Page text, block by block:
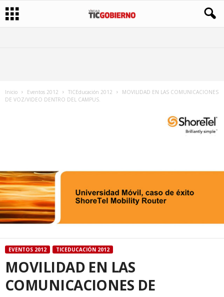
Inicio Eventos 2012 TICEducación 2012
MOVILIDAD EN LAS COMUNICACIONES
DE VOZ/VIDEO DENTRO DEL CAMPUS.
EVENTOS 2012 TICEDUCACIÓN 2012
MOVILIDAD EN LAS
COMUNICACIONES DE